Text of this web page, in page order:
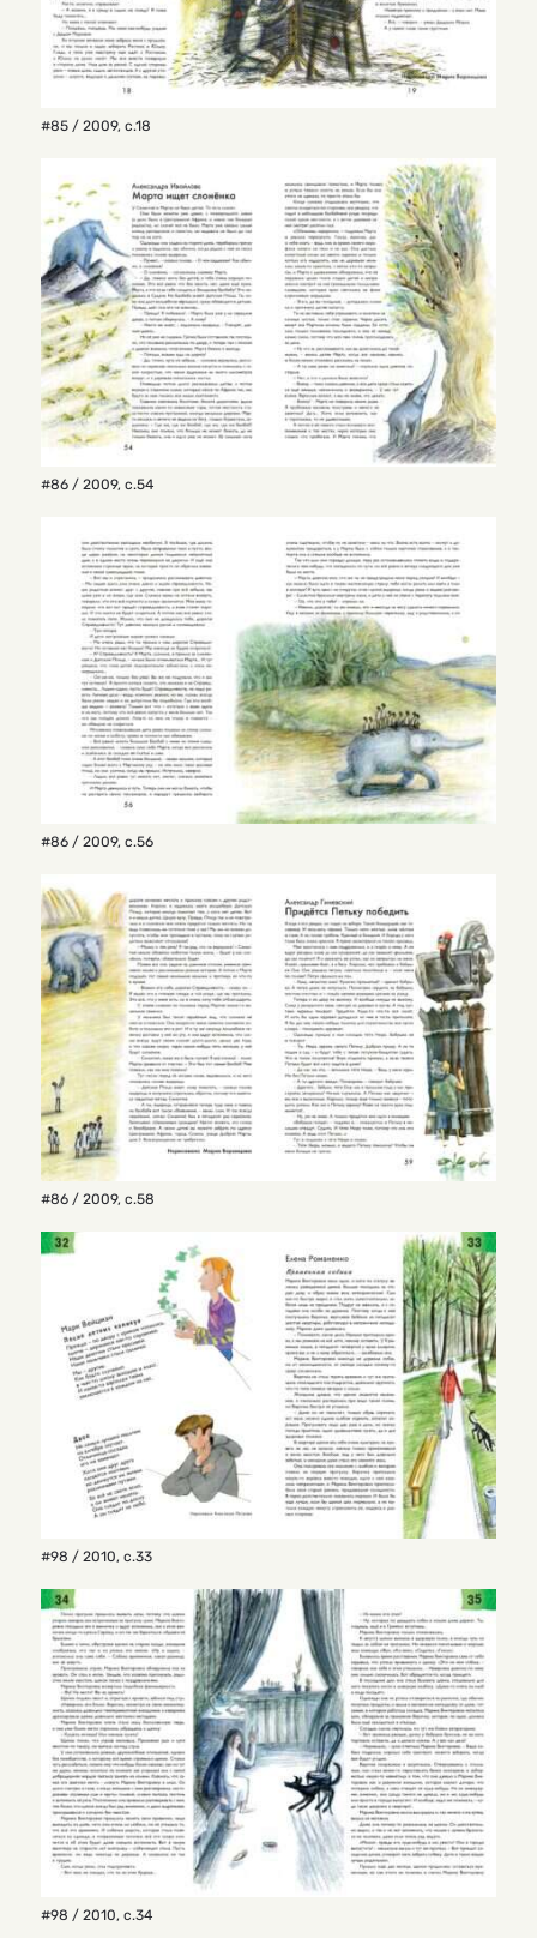
#85 / 2009, с.18
#86 / 2009, с.54
#86 / 2009, с.56
#86 / 2009, с.58
#98 / 2010, с.33
#98 / 2010, с.34